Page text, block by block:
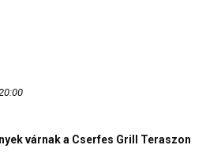
várnak a Cserfes Grill Teraszon